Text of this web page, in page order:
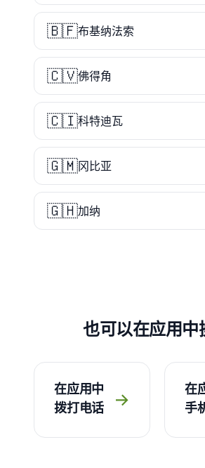
🇧🇫布基纳法索
🇨🇻佛得角
🇨🇮科特迪瓦
🇬🇲冈比亚
🇬🇭加纳
也可以在应用中
在应用中
拨打电话
→
在
手